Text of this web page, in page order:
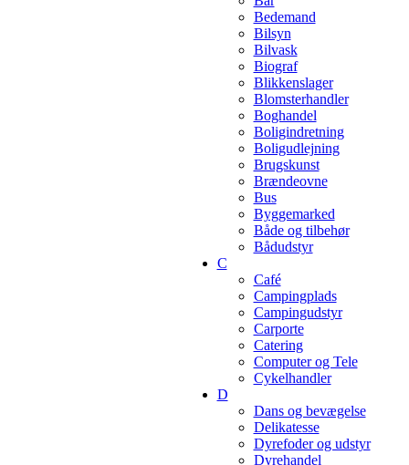
Bedemand
Bilsyn
Bilvask
Biograf
Blikkenslager
Blomsterhandler
Boghandel
Boligindretning
Boligudlejning
Brugskunst
Brændeovne
Bus
Byggemarked
Både og tilbehør
Bådudstyr
C
Café
Campingplads
Campingudstyr
Carporte
Catering
Computer og Tele
Cykelhandler
D
Dans og bevægelse
Delikatesse
Dyrefoder og udstyr
Dyrehandel